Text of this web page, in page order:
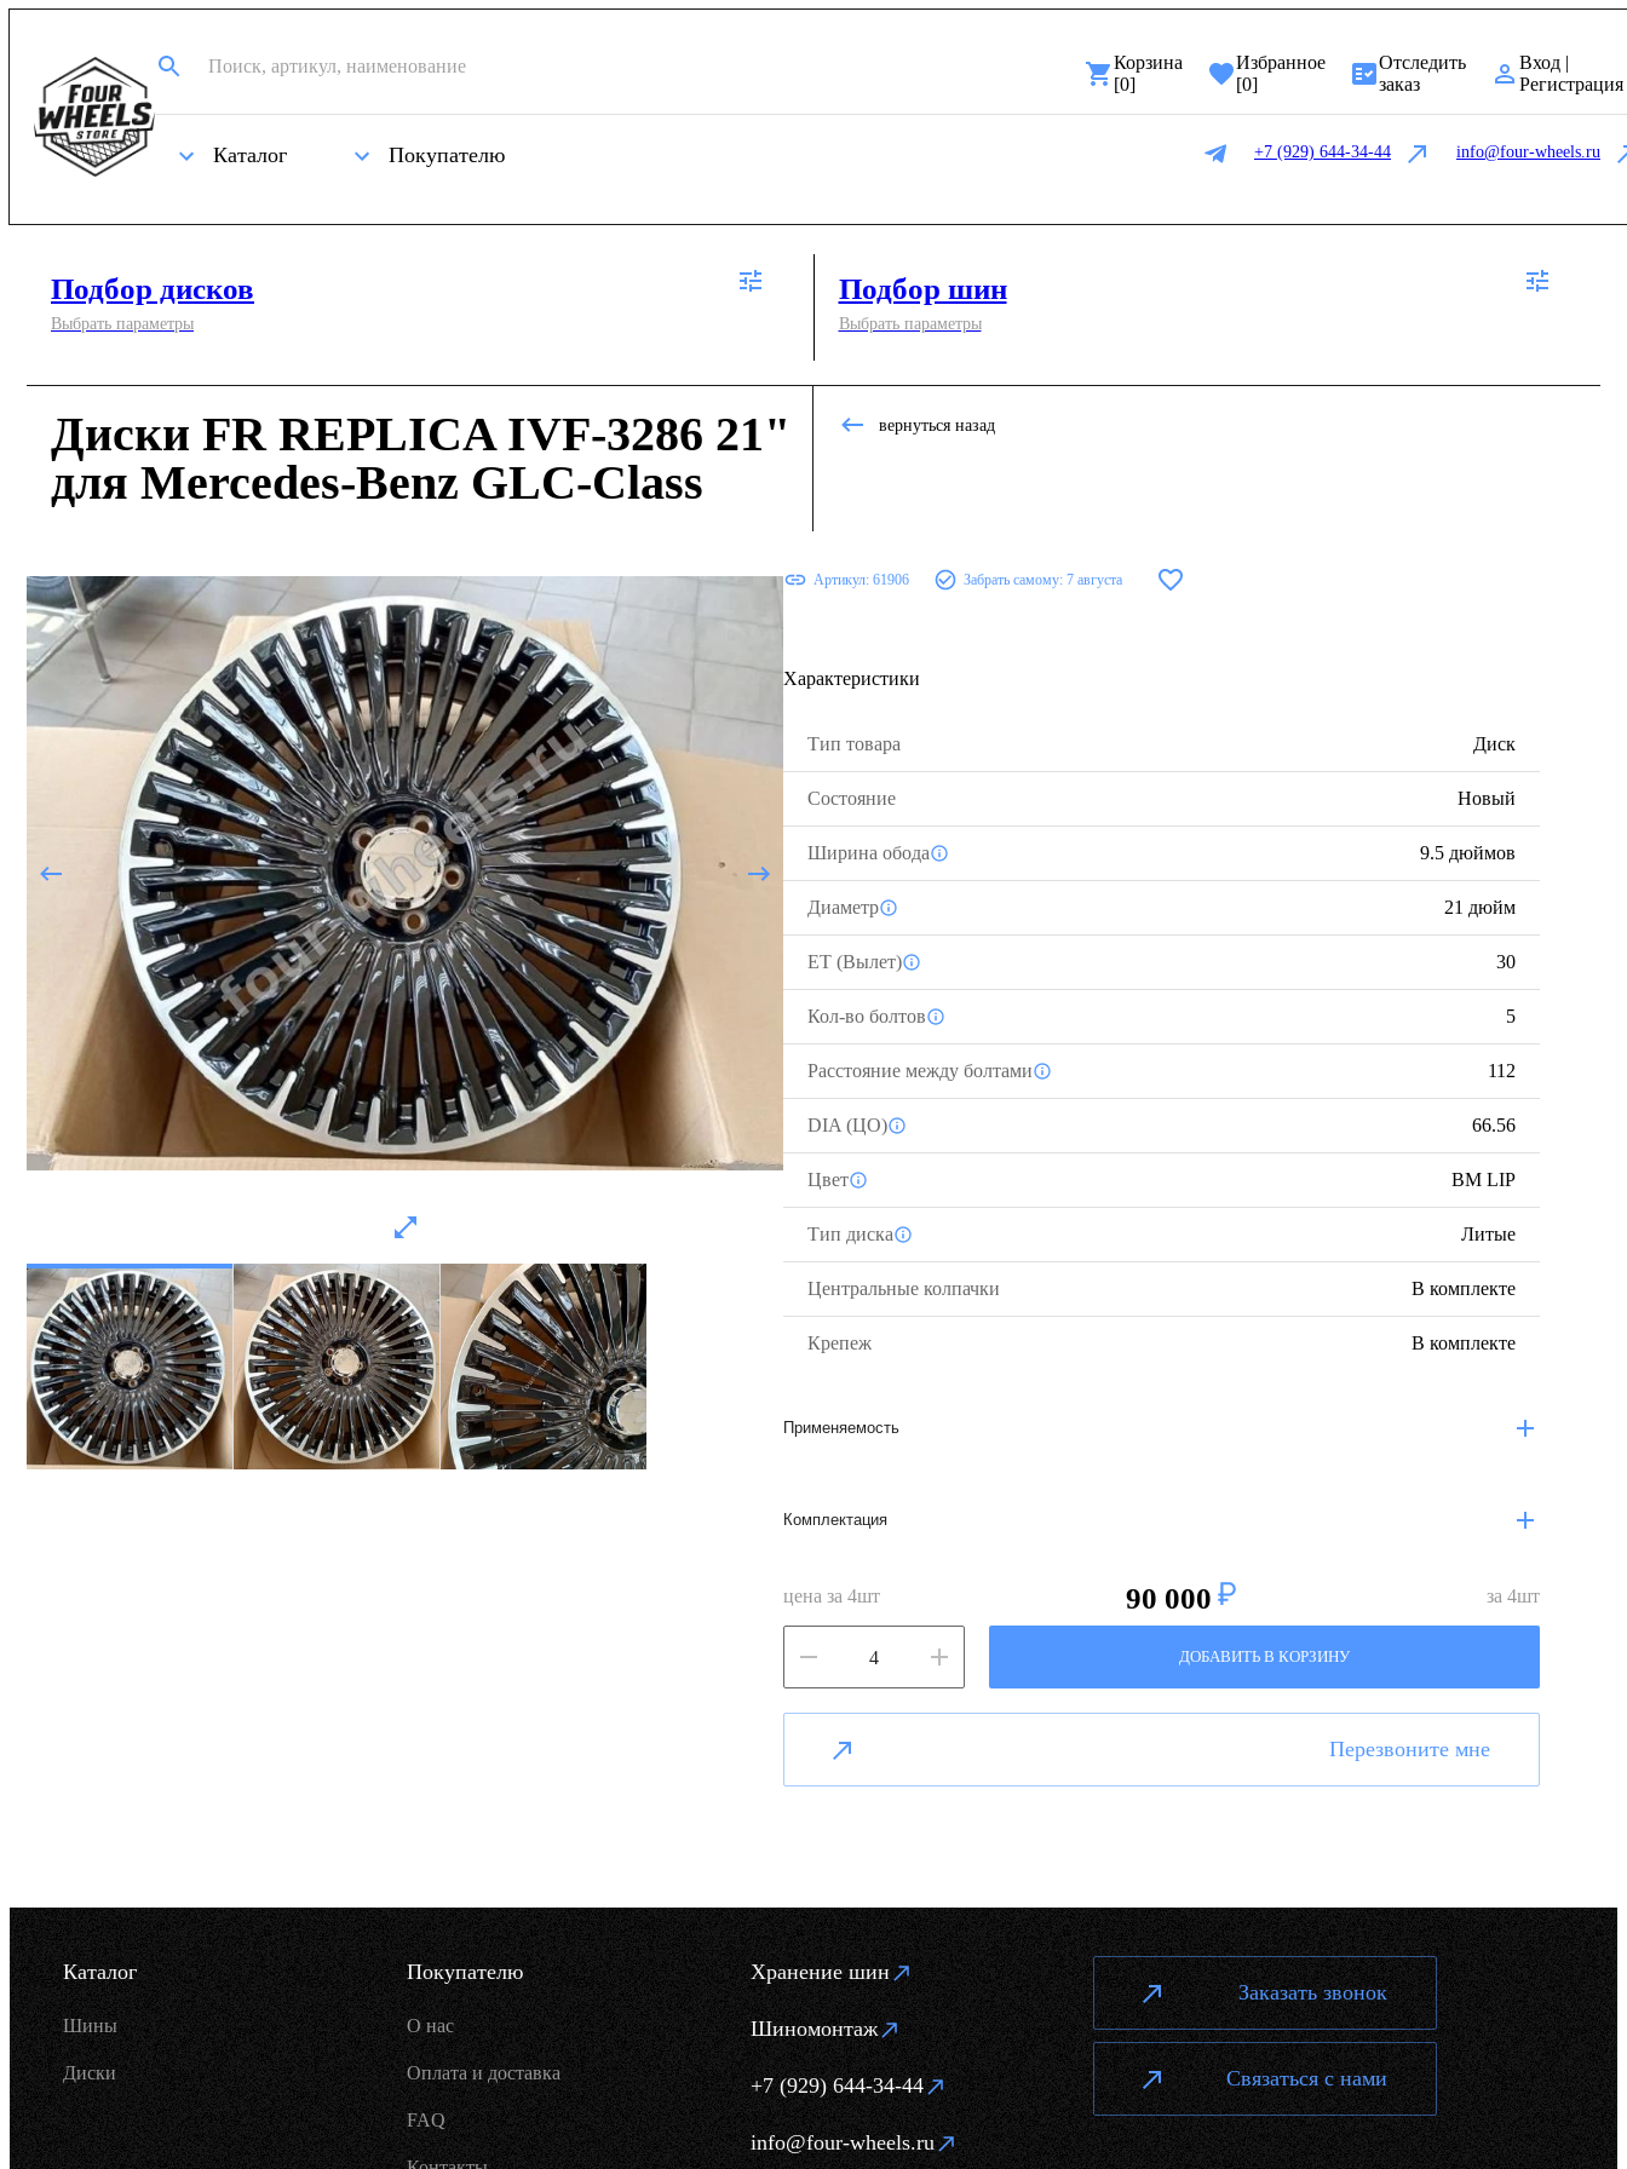
Корзина
[0]
Избранное
[0]
Отследить
заказ
Вход |
Регистрация
Каталог Покупателю +7 (929) 644-34-44 info@four-wheels.ru
Подбор дисков
Выбрать параметры
Подбор шин
Выбрать параметры
Диски FR REPLICA IVF-3286 21"
для Mercedes-Benz GLC-Class
вернуться назад
Артикул: 61906 Забрать самому: 7 августа
Характеристики
Тип товара Диск
Состояние Новый
Ширина обода 9.5 дюймов
Диаметр 21 дюйм
ЕТ (Вылет) 30
Кол-во болтов 5
Расстояние между болтами 112
DIA (ЦО) 66.56
Цвет BM LIP
Тип диска Литые
Центральные колпачки В комплекте
Крепеж В комплекте
Применяемость
Комплектация
цена за 4шт 90 000 за 4шт
ДОБАВИТЬ В КОРЗИНУ
Перезвоните мне
Каталог
Шины
Диски
Покупателю
О нас
Оплата и доставка
FAQ
Хранение шин
Шиномонтаж
+7 (929) 644-34-44
info@four-wheels.ru
Заказать звонок
Связаться с нами